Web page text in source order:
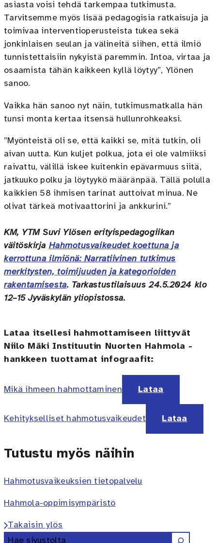
asiasta voisi tehdä tarkempaa tutkimusta.
Tarvitsemme myös lisää pedagogisia ratkaisuja ja
toimivaa interventioperusteista tukea sekä
jonkinlaisen seulan ja välineitä siihen, että ilmiö
tunnistettaisiin nykyistä paremmin. Intoa, virtaa ja
osaamista tähän kaikkeen kyllä löytyy”, Ylönen
sanoo.
Vaikka hän sanoo nyt näin, tutkimusmatkalla hän
tunsi monta kertaa itsensä hullunrohkeaksi.
”Myönteistä oli se, että kaikki se, mitä tutkin, oli
aivan uutta. Kun kuljet polkua, jota ei ole valmiiksi
raivattu, välillä iskee kuitenkin epävarmuus siitä,
jatkuuko polku ja löytyykö määränpää. Tällä polulla
kaikkien 58 ihmisen tarinat auttoivat minua. Ne
olivat tärkeä motivaattorini ja ankkurini.”
KM, YTM Suvi Ylösen erityispedagogiikan
väitöskirja Hahmotusvaikeudet koettuna ja
kerrottuna ilmiönä: Narratiivinen tutkimus
merkitysten, toimijuuden ja kategorioiden
rakentamisesta. Tarkastustilaisuus 24.5.2024 klo
12–15 Jyväskylän yliopistossa.
Lataa itsellesi hahmottamiseen liittyvät
Niilo Mäki Instituutin Nuorten Hahmola -
hankkeen tuottamat infograafit:
Mikä ihmeen hahmottaminen Lataa
Kehitykselliset hahmotusvaikeudet Lataa
Tutustu myös näihin
Hahmotusvaikeuksien tietopalvelu
Hahmola-oppimisympäristö
Takaisin ylös
Etsi